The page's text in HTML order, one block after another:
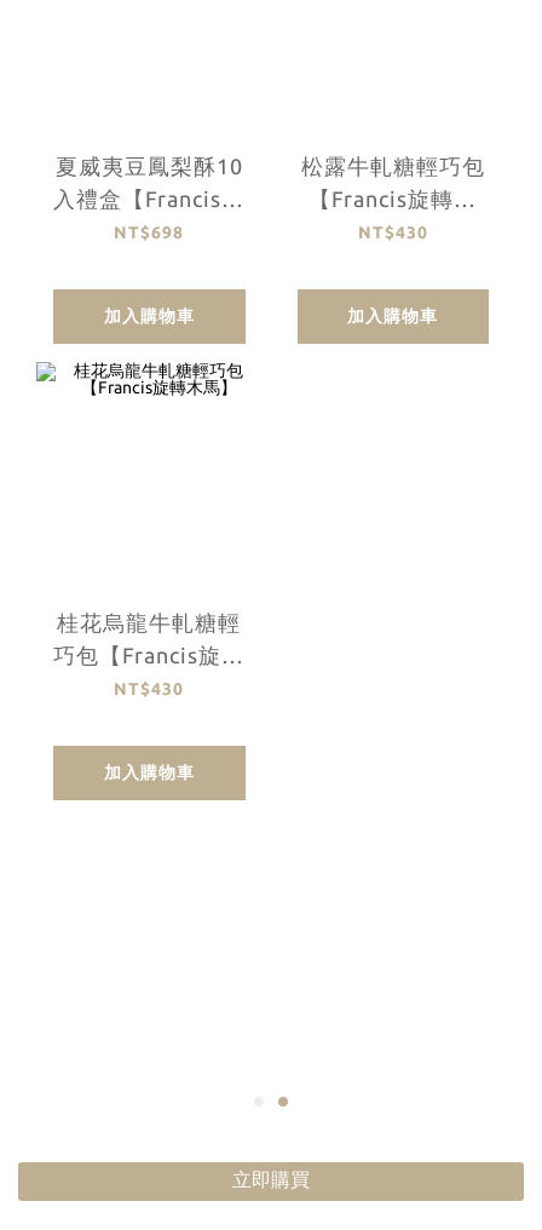
夏威夷豆鳳梨酥10
入禮盒【Francis旋
轉木馬】
NT$698
加入購物車
松露牛軋糖輕巧包
【Francis旋轉木
馬】
NT$430
加入購物車
桂花烏龍牛軋糖輕
巧包【Francis旋轉
木馬】
NT$430
加入購物車
立即購買